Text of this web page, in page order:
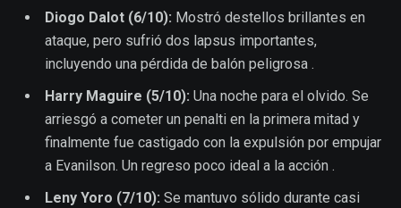
Diogo Dalot (6/10): Mostró destellos brillantes en
ataque, pero sufrió dos lapsus importantes,
incluyendo una pérdida de balón peligrosa .
Harry Maguire (5/10): Una noche para el olvido. Se
arriesgó a cometer un penalti en la primera mitad y
finalmente fue castigado con la expulsión por empujar
a Evanilson. Un regreso poco ideal a la acción .
Leny Yoro (7/10): Se mantuvo sólido durante casi